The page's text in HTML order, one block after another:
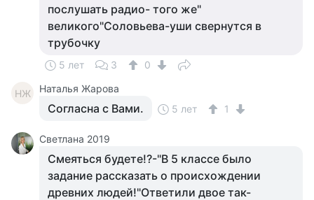
послушать радио- того же"
великого"Соловьева-уши свернутся в
трубочку
5 лет 3 0
НЖ Наталья Жарова
Согласна с Вами. 5 лет 1
Светлана 2019
Смеяться будете!?-"В 5 классе было
задание рассказать о происхождении
древних людей!"Ответили двое так-